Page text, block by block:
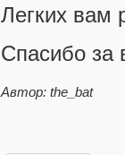
Легких вам
Спасибо за
Автор: the_bat